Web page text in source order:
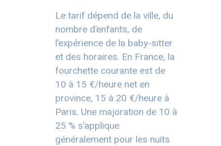
Le tarif dépend de la ville, du
nombre d’enfants, de
l’expérience de la baby-sitter
et des horaires. En France, la
fourchette courante est de
10 à 15 €/heure net en
province, 15 à 20 €/heure à
Paris. Une majoration de 10 à
25 % s’applique
généralement pour les nuits